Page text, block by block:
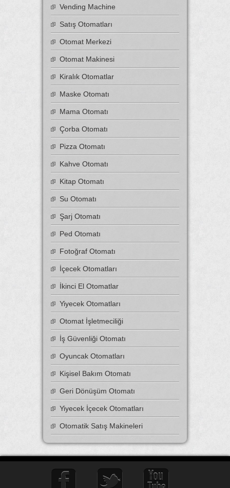
Vending Machine
Satış Otomatları
Otomat Merkezi
Otomat Makinesi
Kiralık Otomatlar
Maske Otomatı
Mama Otomatı
Çorba Otomatı
Pizza Otomatı
Kahve Otomatı
Kitap Otomatı
Su Otomatı
Şarj Otomatı
Ped Otomatı
Fotoğraf Otomatı
İçecek Otomatları
İkinci El Otomatlar
Yiyecek Otomatları
Otomat İşletmeciliği
İş Güvenliği Otomatı
Oyuncak Otomatları
Kişisel Bakım Otomatı
Geri Dönüşüm Otomatı
Yiyecek İçecek Otomatları
Otomatik Satış Makineleri